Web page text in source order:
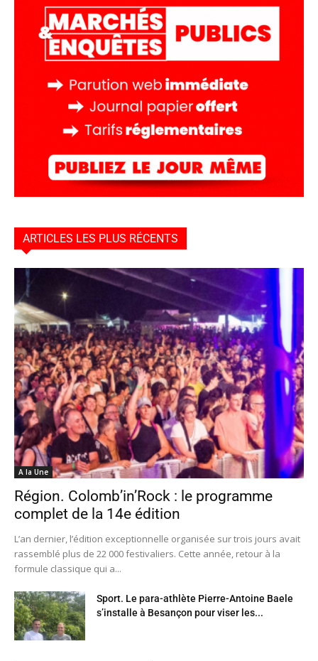
ARTICLES LES PLUS RÉCENTS
A la Une
Région. Colomb’in’Rock : le programme
complet de la 14e édition
L’an dernier, l’édition exceptionnelle organisée sur trois jours avait
rassemblé plus de 22 000 festivaliers. Cette année, retour à la
formule classique qui a...
Sport. Le para-athlète Pierre-Antoine Baele
s’installe à Besançon pour viser les...